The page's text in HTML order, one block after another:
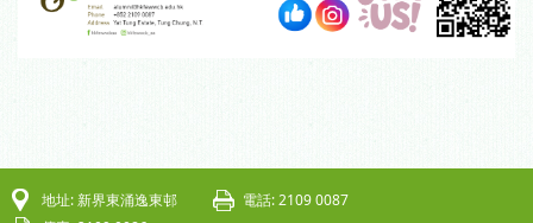
地址: 新界東涌逸東邨
電話: 2109 0087